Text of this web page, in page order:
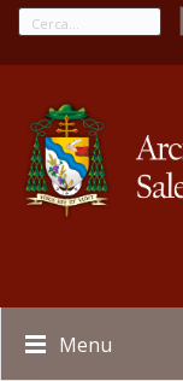
Menu